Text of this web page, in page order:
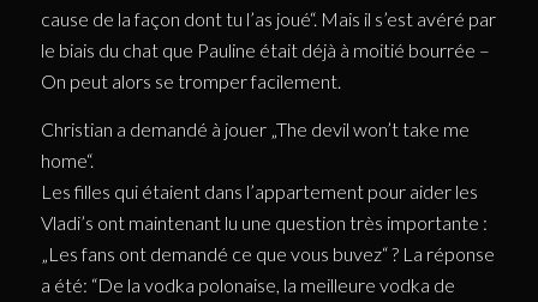
cause de la façon dont tu l’as joué“. Mais il s’est avéré par
le biais du chat que Pauline était déjà à moitié bourrée –
On peut alors se tromper facilement.
Christian a demandé à jouer „The devil won’t take me
home“.
Les filles qui étaient dans l’appartement pour aider les
Vladi’s ont maintenant lu une question très importante :
„Les fans ont demandé ce que vous buvez“ ? La réponse
a été: “De la vodka polonaise, la meilleure vodka de